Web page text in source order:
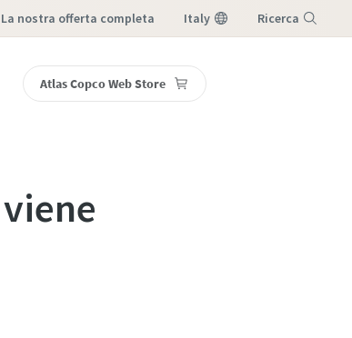
la nostra offerta completa Italy Ricerca
Webinar Assistenza e ricambi
Atlas Copco Web Store